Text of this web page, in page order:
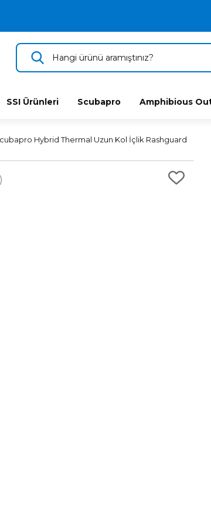
SATIŞ
SSI Ürünleri Scubapro Amphibious
Hybrid Thermal Uzun Kol İçlik Rashguard